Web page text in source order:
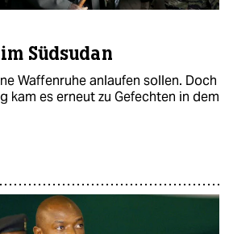
Südsudan
Waffenruhe anlaufen sollen. Doch
kam es erneut zu Gefechten in dem